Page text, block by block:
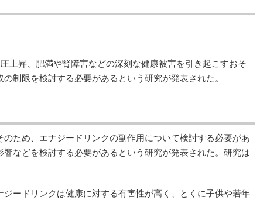
昇、肥満や腎障害などの深刻な健康被害を引き起こすおそ
制限を検討する必要があるという研究が発表された。
ため、エナジードリンクの副作用について検討する必要があ
などを検討する必要があるという研究が発表された。研究は
ードリンクは健康に対する有害性が高く、とくに子供や若年